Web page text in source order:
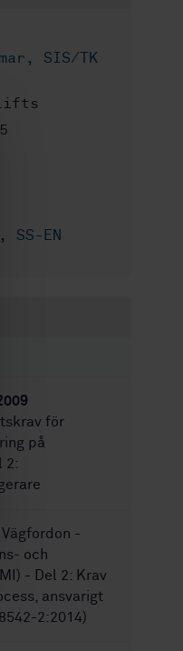
SIS/TK
, SS-EN
för
på
2:
Vägfordon -
och
- Del 2: Krav
ansvarigt
2:2014)